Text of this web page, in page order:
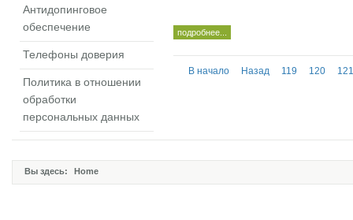
подробнее...
В начало Назад 119 120 121
Антидопинговое
обеспечение
Телефоны доверия
Политика в отношении
обработки
персональных данных
Вы здесь: Home